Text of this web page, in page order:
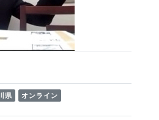
県 オンライン